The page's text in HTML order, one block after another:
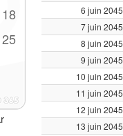
18
25
6 juin 2045
7 juin 2045
8 juin 2045
9 juin 2045
10 juin 2045
11 juin 2045
12 juin 2045
13 juin 2045